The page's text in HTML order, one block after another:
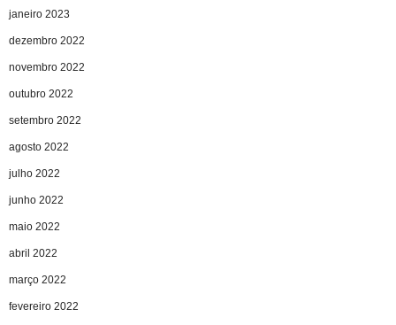
janeiro 2023
dezembro 2022
novembro 2022
outubro 2022
setembro 2022
agosto 2022
julho 2022
junho 2022
maio 2022
abril 2022
março 2022
fevereiro 2022